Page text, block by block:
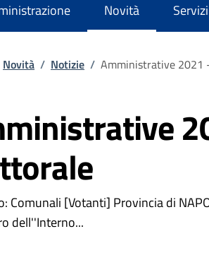
Novità Servizi
Novità / Notizie / Amministrative 2021
Comunali [Votanti] Provincia di
dell''Interno...